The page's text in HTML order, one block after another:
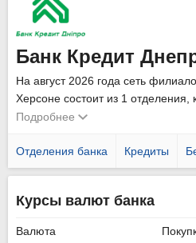
Банк Кредит
На август 2026 года сеть
Херсоне состоит из 1 отделения,
физических, так и юридических
0800 507 700.
Подробнее
Отделения банка Кредиты
Курсы валют банка
Валюта